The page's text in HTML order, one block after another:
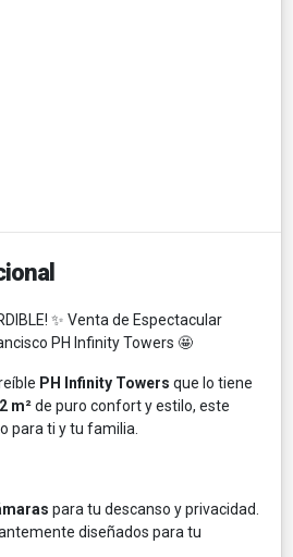
✨ Venta de Espectacular
PH Infinity Towers 🤩
PH Infinity Towers que lo tiene
m²de puro confort y estilo, este
para ti y tu familia.
para tu descanso y privacidad.
diseñados para tu